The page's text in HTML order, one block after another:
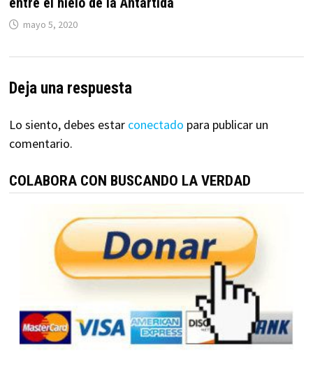
mayo 5, 2020
Deja una respuesta
Lo siento, debes estar conectado para publicar un
comentario.
COLABORA CON BUSCANDO LA VERDAD